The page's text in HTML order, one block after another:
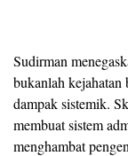
Sudirman
bukanlah kejahatan
dampak sistemik.
membuat sistem
menghambat